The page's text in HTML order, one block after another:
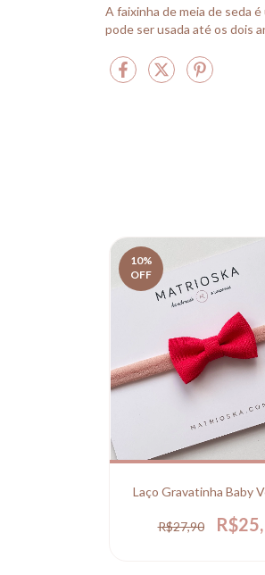
A faixinha de meia de seda
pode ser usada até os dois
10%
OFF
Laço Gravatinha Baby
R$27,90